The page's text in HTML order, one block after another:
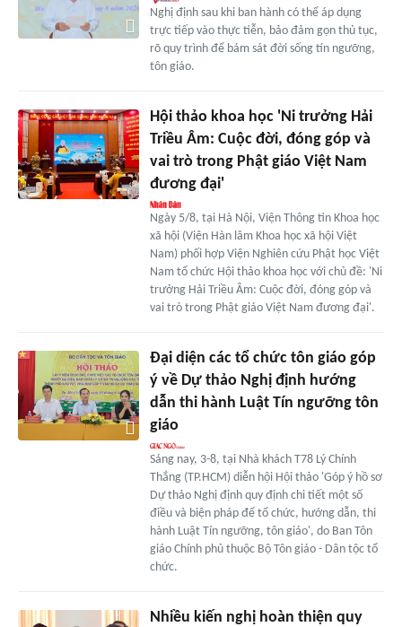
Nghị định sau khi ban hành có thể áp dụng
trực tiếp vào thực tiễn, bảo đảm gọn thủ tục,
rõ quy trình để bám sát đời sống tín ngưỡng,
tôn giáo.
Hội thảo khoa học 'Ni trưởng Hải
Triều Âm: Cuộc đời, đóng góp và
vai trò trong Phật giáo Việt Nam
đương đại'
Ngày 5/8, tại Hà Nội, Viện Thông tin Khoa học
xã hội (Viện Hàn lâm Khoa học xã hội Việt
Nam) phối hợp Viện Nghiên cứu Phật học Việt
Nam tổ chức Hội thảo khoa học với chủ đề: 'Ni
trưởng Hải Triều Âm: Cuộc đời, đóng góp và
vai trò trong Phật giáo Việt Nam đương đại'.
Đại diện các tổ chức tôn giáo góp
ý về Dự thảo Nghị định hướng
dẫn thi hành Luật Tín ngưỡng tôn
giáo
Sáng nay, 3-8, tại Nhà khách T78 Lý Chính
Thắng (TP.HCM) diễn hội Hội thảo 'Góp ý hồ sơ
Dự thảo Nghị định quy định chi tiết một số
điều và biện pháp để tổ chức, hướng dẫn, thi
hành Luật Tín ngưỡng, tôn giáo', do Ban Tôn
giáo Chính phủ thuộc Bộ Tôn giáo - Dân tộc tổ
chức.
Nhiều kiến nghị hoàn thiện quy